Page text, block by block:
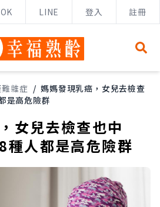
LINE 登入 註冊
難雜症 / 媽媽發現乳癌，女兒去檢查
是高危險群
女兒去檢查也中
種人都是高危險群